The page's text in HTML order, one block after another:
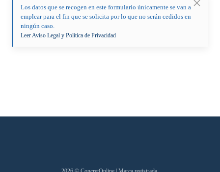
Los datos que se recogen en este formulario únicamente se van a
emplear para el fin que se solicita por lo que no serán cedidos en
ningún caso.
Leer Aviso Legal y Política de Privacidad